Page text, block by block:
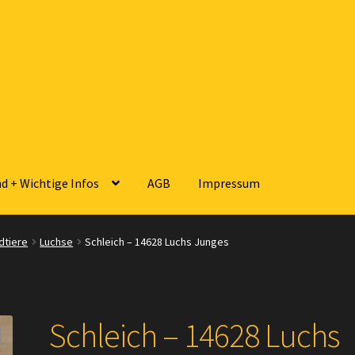
+ Wichtige Infos AGB Impressum
Zahlungsarten Versandarten Kontakt
Luchse Schleich – 14628 Luchs Junges
Schleich – 14628 Luchs